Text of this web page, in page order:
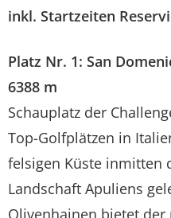
inkl. Startzeiten
Platz Nr. 1: San
6388 m
Schauplatz der
Top-Golfplätzen in
felsigen Küste inmitten
Landschaft Apuliens